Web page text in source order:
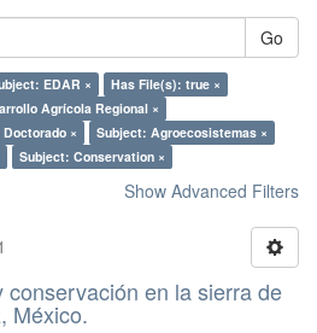
Go
EDAR ×
Has File(s): true ×
Agrícola Regional ×
×
Subject: Agroecosistemas ×
Subject: Conservation ×
Show Advanced Filters
en la sierra de
México.